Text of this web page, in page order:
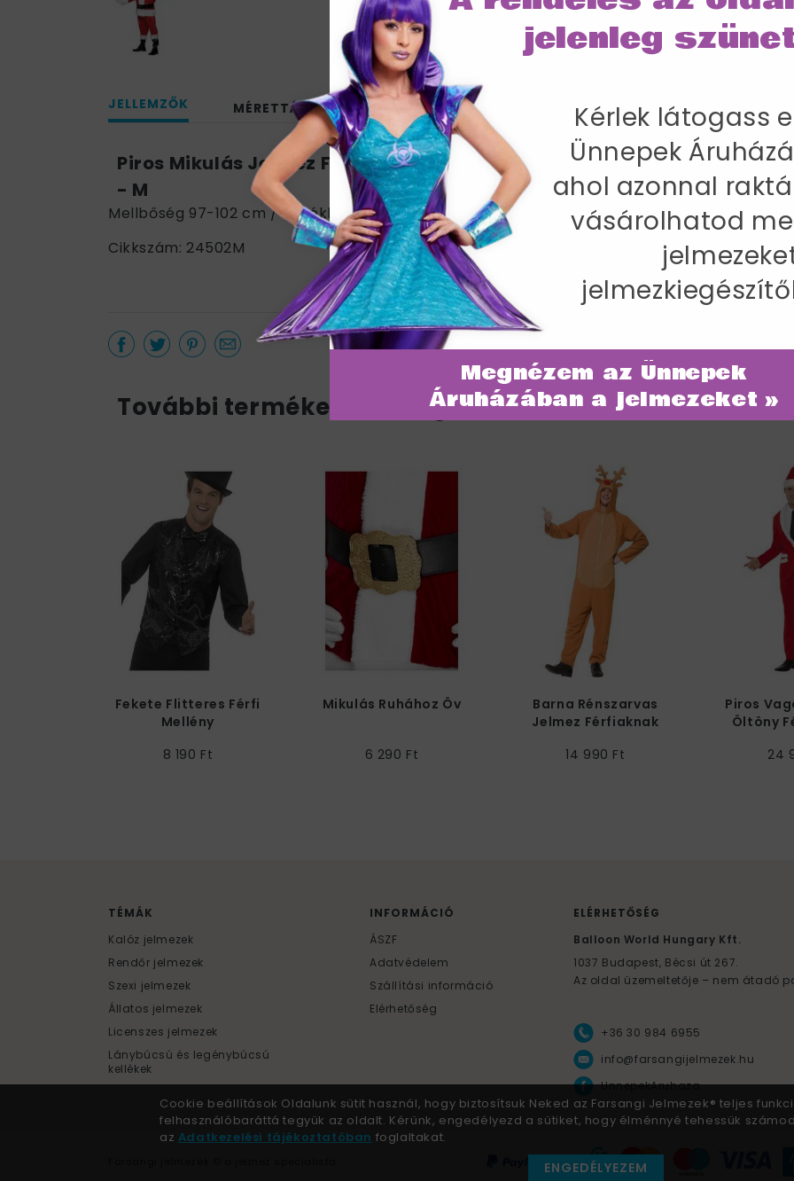
IRÁNY AZ
JELLEMZŐK MÉRETTÁBLÁZAT SZÁLLÍTÁS
Piros Mikulás Jelmez Férfiaknak Kabáttal, Nadrággal, Övvel,
- M
Mellbőség 97-102 cm / Derékbőség 81-86 cm / Belső lábhossz 83 cm
Cikkszám: 24502M
További termékek a kategóriában
Fekete Flitteres Férfi
Mellény
8 190 Ft
Mikulás Ruhához Öv
6 290 Ft
Barna Rénszarvas
Jelmez Férfiaknak
Kezeslábassal
14 990 Ft
Piros
Öltöny
24
TÉMÁK
Kalóz jelmezek
Rendőr jelmezek
Szexi jelmezek
Állatos jelmezek
Licenszes jelmezek
Lánybúcsú és legénybúcsú
kellékek
INFORMÁCIÓ
ÁSZF
Adatvédelem
Szállítási információ
Elérhetőség
ELÉRHETŐSÉG
Balloon World Hungary Kft.
1037 Budapest, Bécsi út 267.
Az oldal üzemeltetője – nem átadó
+36 30 984 6955
info@farsangijelmezek.hu
UnnepekAruhaza
Cookie beállítások Oldalunk sütit használ, hogy biztosítsuk Neked az Farsangi Jelmezek® teljes
felhasználóbaráttá tegyük az oldalt. Kérünk, engedélyezd a sütiket, hogy élménnyé tehessük
az Adatkezelési tájékoztatóban foglaltakat.
ENGEDÉLYEZEM
Megnézem az Ünnepek
Áruházában a jelmezeket »
Kérlek látogass
Ünnepek
ahol azonnal
vásárolhatod
jelenleg